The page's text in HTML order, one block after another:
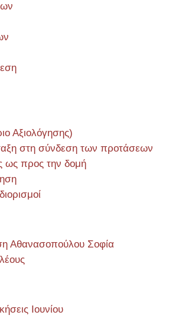
Αξιολόγησης)
στη σύνδεση των προτάσεων
ως προς την δομή
Αθανασοπούλου Σοφία
Ιουνίου